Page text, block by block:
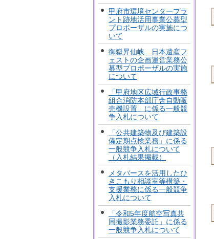
甲府市環境センタープラ
ント跡地活用事業公募型
プロポーザルの実施につ
いて
御嶽昇仙峡 日本遺産フ
ェストの企画運営業務公
募型プロポーザルの実施
について
「甲府地区広域行政事務
組合消防本部庁舎自動販
売機設置」に係る一般競
争入札について
「公共建築物及び建築設
備定期点検業務」に係る
一般競争入札について
（入札結果掲載）
メタバースを活用したひ
きこもり相談室等構築・
支援業務に係る一般競争
入札について
「令和5年度航空写真共
同撮影業務委託」に係る
一般競争入札について